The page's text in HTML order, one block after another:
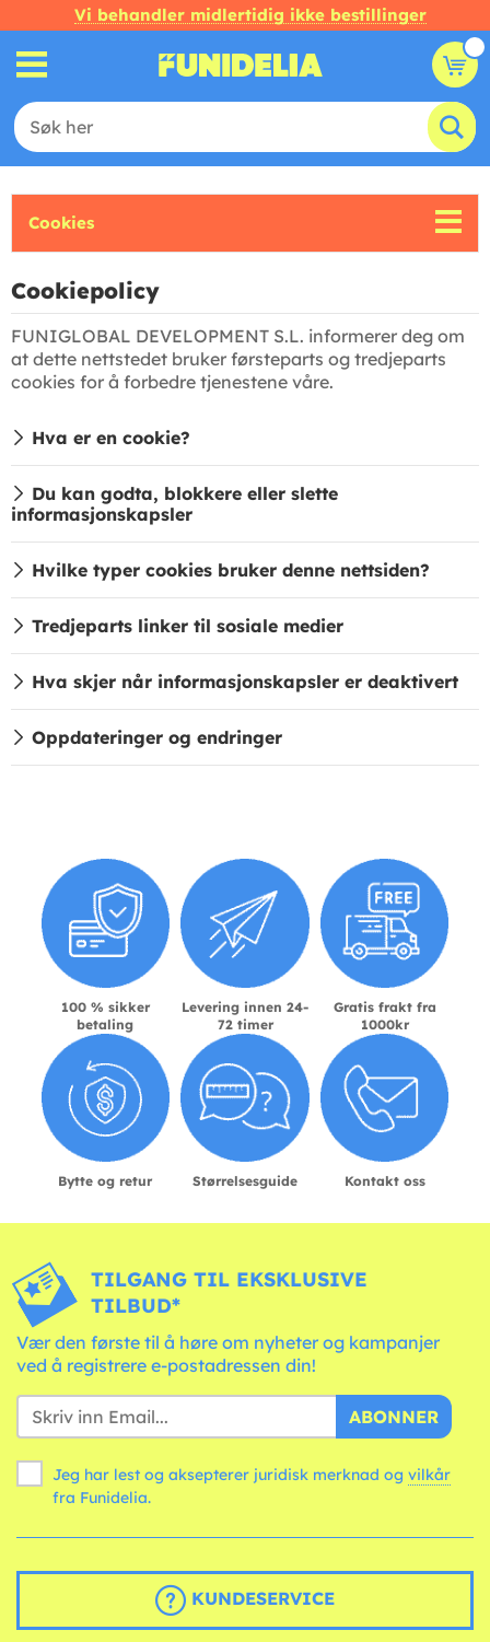
Vi behandler midlertidig ikke bestillinger
Cookies
Cookiepolicy
FUNIGLOBAL DEVELOPMENT S.L. informerer deg om
at dette nettstedet bruker førsteparts og tredjeparts
cookies for å forbedre tjenestene våre.
Hva er en cookie?
Du kan godta, blokkere eller slette
informasjonskapsler
Hvilke typer cookies bruker denne nettsiden?
Tredjeparts linker til sosiale medier
Hva skjer når informasjonskapsler er deaktivert
Oppdateringer og endringer
100 % sikker
betaling
Levering innen 24-
72 timer
Gratis frakt fra
1000kr
Bytte og retur Størrelsesguide Kontakt oss
TILGANG TIL EKSKLUSIVE
TILBUD*
Vær den første til å høre om nyheter og kampanjer
ved å registrere e-postadressen din!
ABONNER
Jeg har lest og aksepterer juridisk merknad og vilkår
fra Funidelia.
KUNDESERVICE